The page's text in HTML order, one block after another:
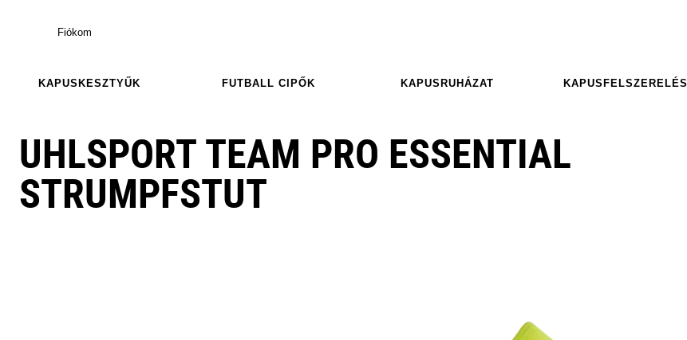
Fiókom
KAPUSKESZTYŰK FUTBALL CIPŐK KAPUSRUHÁZAT KAPUSFELSZERELÉS
UHLSPORT TEAM PRO ESSENTIAL
STRUMPFSTUT